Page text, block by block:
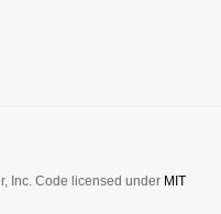
Inc. Code licensed under MIT